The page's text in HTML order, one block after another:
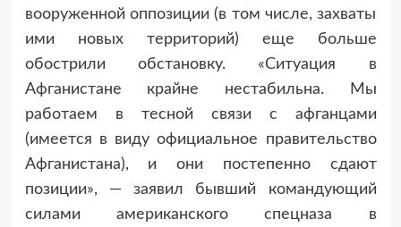
вооруженной оппозиции (в том числе, захваты
ими новых территорий) еще больше
обострили обстановку. «Ситуация в
Афганистане крайне нестабильна. Мы
работаем в тесной связи с афганцами
(имеется в виду официальное правительство
Афганистана), и они постепенно сдают
позиции», — заявил бывший командующий
силами американского спецназа в